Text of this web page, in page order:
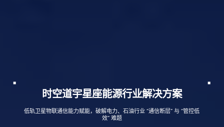
时空道宇星座能源行业解决方案
低轨卫星物联通信能力赋能，破解电力、石油行业 “通信断层” 与 “管控低
效” 难题